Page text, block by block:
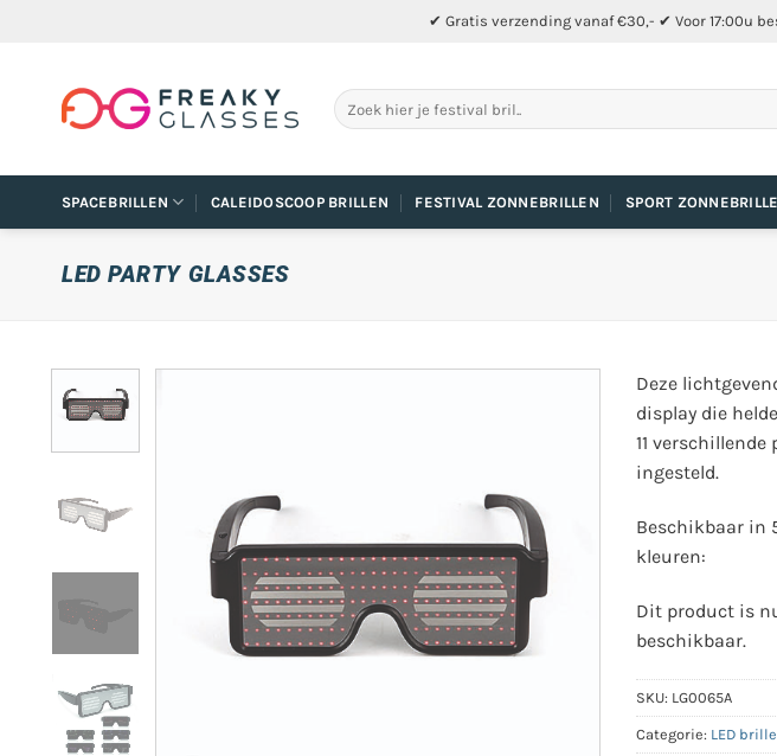
✔ Gratis verzending vanaf €30,- ✔ Voor 17:00u
Zoeken
naar:
SPACEBRILLEN CALEIDOSCOOP BRILLEN FESTIVAL ZONNEBRILLEN SPORT
LED PARTY GLASSES
Deze
display die
11
ingesteld.
Beschikbaar in
kleuren:
Dit product is
beschikbaar.
SKU: LG0065A
Categorie: LED